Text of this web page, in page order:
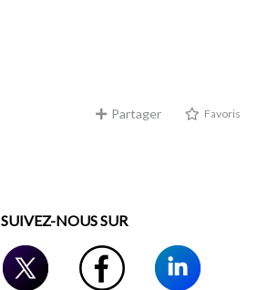
Partager Favoris
SUIVEZ-NOUS SUR